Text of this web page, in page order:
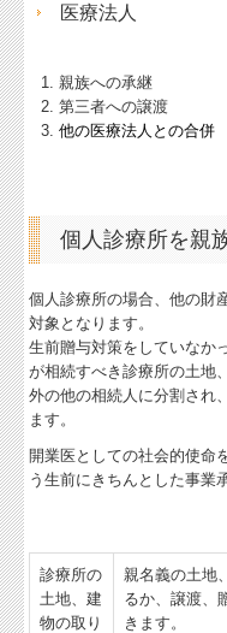
経営者お役立ち情報
経営者オススメ情報
税務カレンダー
個人情報保護方針
TKCシステムQ&A
経営革新等支援機関とは
医療法人
親族への承継
第三者への譲渡
他の医療法人との合併
個人診療所を親
個人診療所の場合、他の財
対象となります。
生前贈与対策をしていなか
が相続すべき診療所の土地
外の他の相続人に分割され
ます。
開業医としての社会的使命
う生前にきちんとした事業
診療所の
土地、建
物の取り
親名義の土地
るか、譲渡、
きます。